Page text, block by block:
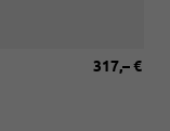
317,– €